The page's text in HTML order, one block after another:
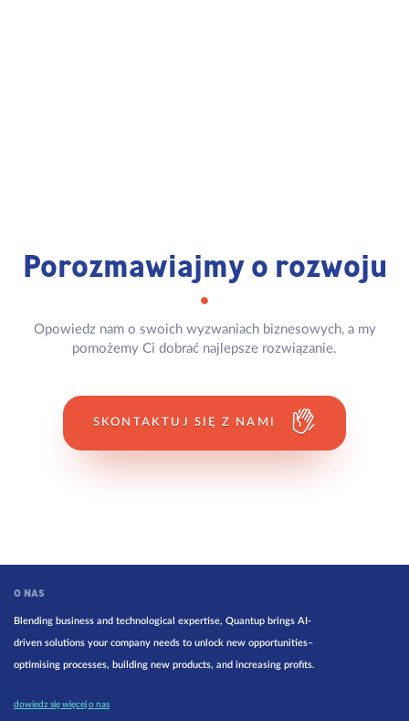
Porozmawiajmy o rozwoju
Opowiedz nam o swoich wyzwaniach biznesowych, a my
pomożemy Ci dobrać najlepsze rozwiązanie.
SKONTAKTUJ SIĘ Z NAMI
O NAS
Blending business and technological expertise, Quantup brings AI-
driven solutions your company needs to unlock new opportunities–
optimising processes, building new products, and increasing profits.
dowiedz się więcej o nas